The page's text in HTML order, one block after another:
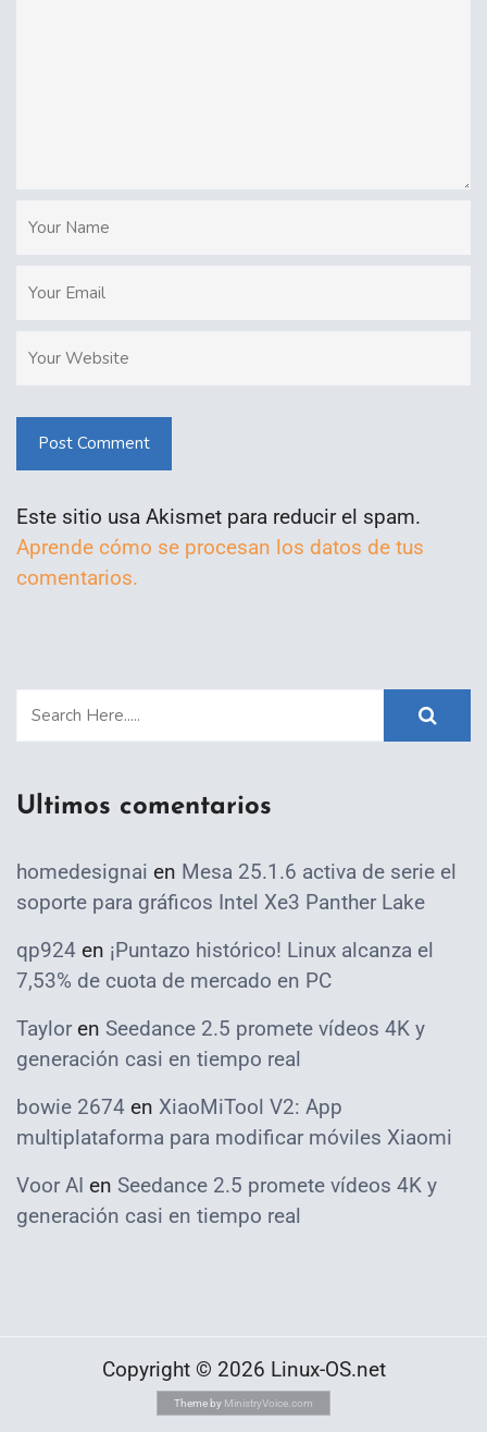
Post Comment
Este sitio usa Akismet para reducir el spam.
Aprende cómo se procesan los datos de tus
comentarios.
Ultimos comentarios
homedesignai en Mesa 25.1.6 activa de serie el
soporte para gráficos Intel Xe3 Panther Lake
qp924 en ¡Puntazo histórico! Linux alcanza el
7,53% de cuota de mercado en PC
Taylor en Seedance 2.5 promete vídeos 4K y
generación casi en tiempo real
bowie 2674 en XiaoMiTool V2: App
multiplataforma para modificar móviles Xiaomi
Voor AI en Seedance 2.5 promete vídeos 4K y
generación casi en tiempo real
Copyright © 2026 Linux-OS.net
Theme by MinistryVoice.com